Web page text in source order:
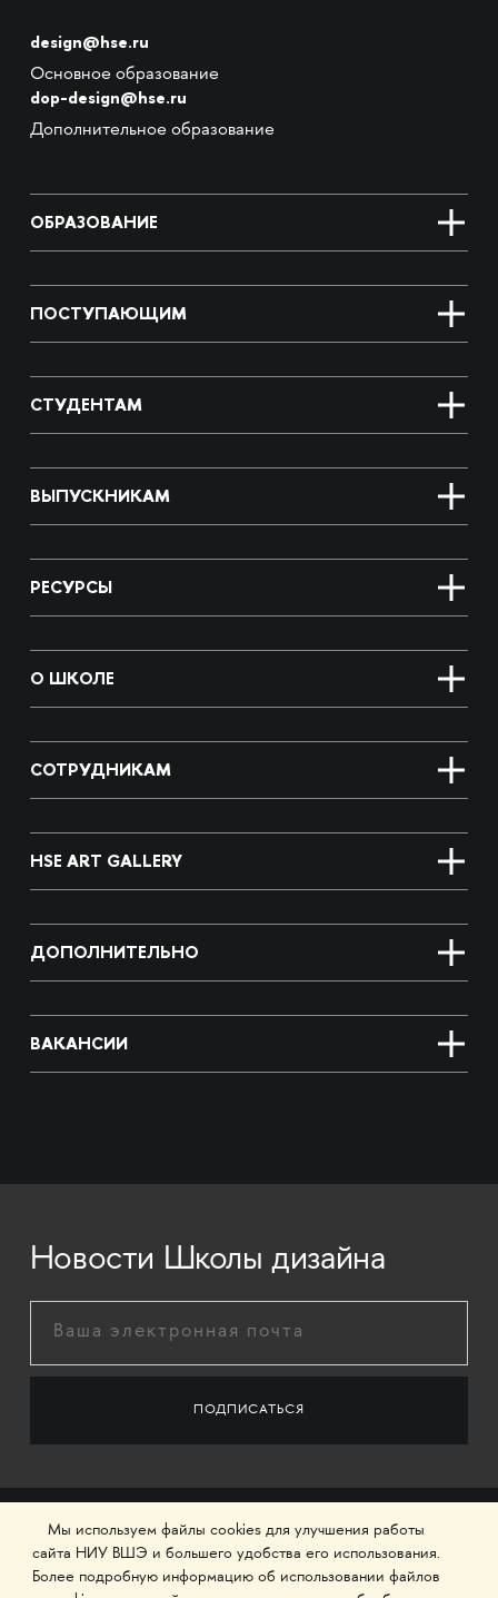
design@hse.ru
Основное образование
dop-design@hse.ru
Дополнительное образование
ОБРАЗОВАНИЕ
ПОСТУПАЮЩИМ
СТУДЕНТАМ
ВЫПУСКНИКАМ
РЕСУРСЫ
О ШКОЛЕ
СОТРУДНИКАМ
HSE ART GALLERY
ДОПОЛНИТЕЛЬНО
ВАКАНСИИ
Новости Школы дизайна
Мы используем файлы cookies для улучшения работы
сайта НИУ ВШЭ и большего удобства его использования.
Более подробную информацию об использовании файлов